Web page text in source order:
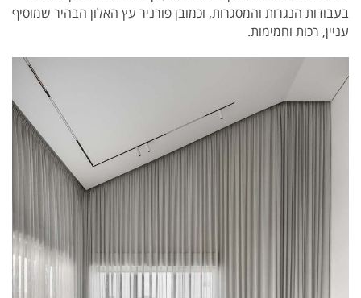
בעבודות הנגרות והמסגרות, וכמובן פורניר עץ האלון הבהיר שמוסיף
עניין, רכות וחמימות.